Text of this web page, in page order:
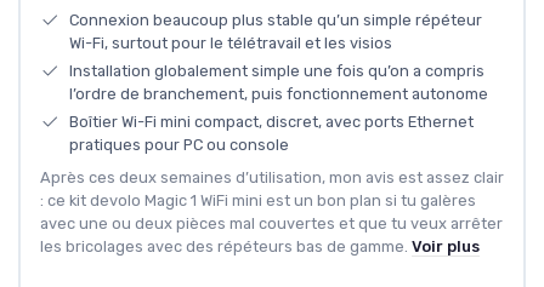
Connexion beaucoup plus stable qu’un simple répéteur
Wi-Fi, surtout pour le télétravail et les visios
Installation globalement simple une fois qu’on a compris
l’ordre de branchement, puis fonctionnement autonome
Boîtier Wi-Fi mini compact, discret, avec ports Ethernet
pratiques pour PC ou console
Après ces deux semaines d’utilisation, mon avis est assez clair
: ce kit devolo Magic 1 WiFi mini est un bon plan si tu galères
avec une ou deux pièces mal couvertes et que tu veux arrêter
les bricolages avec des répéteurs bas de gamme. Voir plus